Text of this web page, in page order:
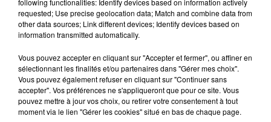
7 août 2026
DINER CONCERT À LA MJC DE MARSEILLAN
requested; Use precise geolocation data; Match and combine data from
other data sources; Link different devices; Identify devices based on
information transmitted automatically.
Vous pouvez accepter en cliquant sur "Accepter et fermer", ou affiner en
sélectionnant les finalités et/ou partenaires dans "Gérer mes choix".
Vous pouvez également refuser en cliquant sur "Continuer sans
accepter". Vos préférences ne s'appliqueront que pour ce site. Vous
pouvez mettre à jour vos choix, ou retirer votre consentement à tout
moment via le lien "Gérer les cookies" situé en bas de chaque page.